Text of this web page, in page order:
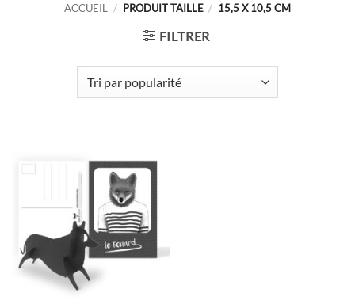
ACCUEIL / PRODUIT TAILLE / 15,5 X 10,5 CM
FILTRER